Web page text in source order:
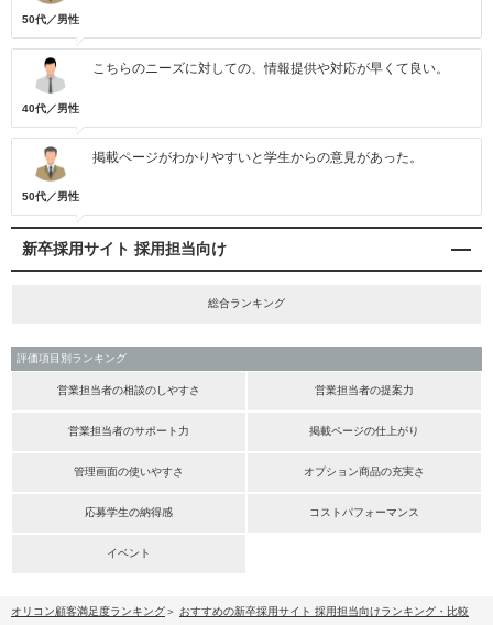
50代／男性
40代／男性
こちらのニーズに対しての、情報提供や対応が早くて良い。
50代／男性
掲載ページがわかりやすいと学生からの意見があった。
新卒採用サイト 採用担当向け
総合ランキング
評価項目別ランキング
営業担当者の相談のしやすさ 営業担当者の提案力
営業担当者のサポート力 掲載ページの仕上がり
管理画面の使いやすさ オプション商品の充実さ
応募学生の納得感 コストパフォーマンス
イベント
オリコン顧客満足度ランキング
おすすめの新卒採用サイト 採用担当向けランキング・比較